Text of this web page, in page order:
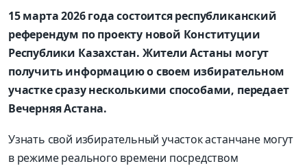
15 марта 2026 года состоится республиканский
референдум по проекту новой Конституции
Республики Казахстан. Жители Астаны могут
получить информацию о своем избирательном
участке сразу несколькими способами, передает
Вечерняя Астана.
Узнать свой избирательный участок астанчане могут
в режиме реального времени посредством